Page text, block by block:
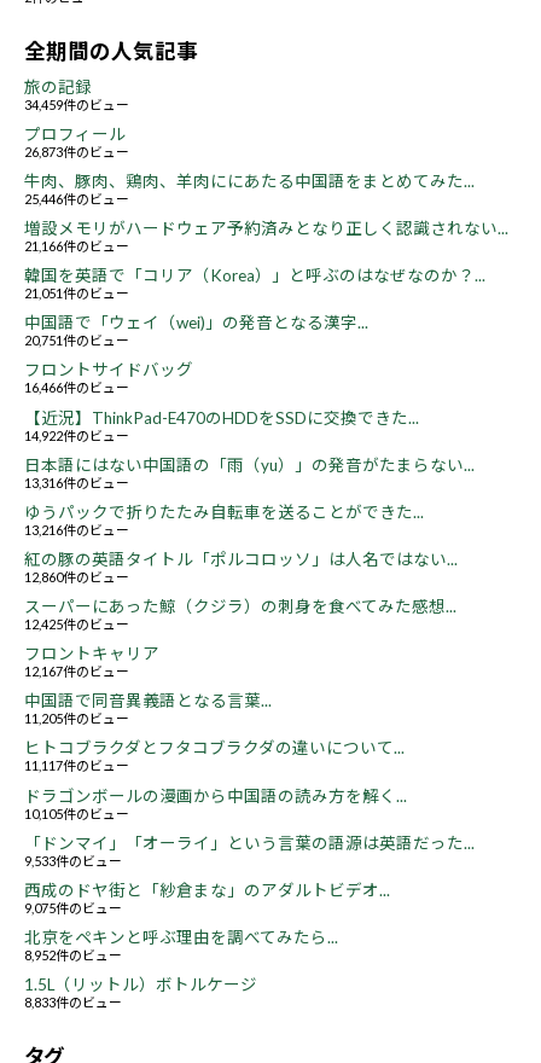
全期間の人気記事
旅の記録
34,459件のビュー
プロフィール
26,873件のビュー
牛肉、豚肉、鶏肉、羊肉ににあたる中国語をまとめてみた...
25,446件のビュー
増設メモリがハードウェア予約済みとなり正しく認識されない...
21,166件のビュー
韓国を英語で「コリア（Korea）」と呼ぶのはなぜなのか？...
21,051件のビュー
中国語で「ウェイ（wei)」の発音となる漢字...
20,751件のビュー
フロントサイドバッグ
16,466件のビュー
【近況】ThinkPad-E470のHDDをSSDに交換できた...
14,922件のビュー
日本語にはない中国語の「雨（yu）」の発音がたまらない...
13,316件のビュー
ゆうパックで折りたたみ自転車を送ることができた...
13,216件のビュー
紅の豚の英語タイトル「ポルコロッソ」は人名ではない...
12,860件のビュー
スーパーにあった鯨（クジラ）の刺身を食べてみた感想...
12,425件のビュー
フロントキャリア
12,167件のビュー
中国語で同音異義語となる言葉...
11,205件のビュー
ヒトコブラクダとフタコブラクダの違いについて...
11,117件のビュー
ドラゴンボールの漫画から中国語の読み方を解く...
10,105件のビュー
「ドンマイ」「オーライ」という言葉の語源は英語だった...
9,533件のビュー
西成のドヤ街と「紗倉まな」のアダルトビデオ...
9,075件のビュー
北京をペキンと呼ぶ理由を調べてみたら...
8,952件のビュー
1.5L（リットル）ボトルケージ
8,833件のビュー
タグ